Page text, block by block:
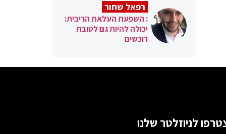
רפאל שחור
: השפעת העלאת הריבית:
יכולה להיות גם לטובת
רוכשים
לניוזלטר שלנו